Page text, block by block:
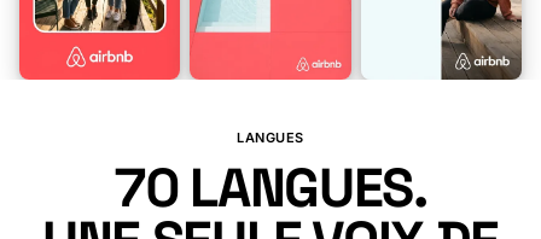
🇿🇦 🇦🇱 🇪🇹 🇸🇦
🇦🇲 🇦🇿 🇪🇸 🇧🇩
LANGUES
70 LANGUES.